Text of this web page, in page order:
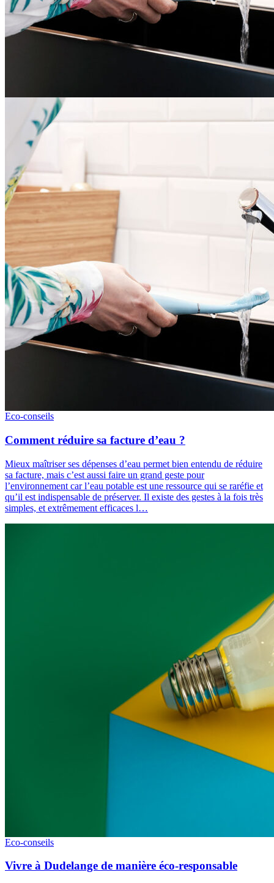
Eco-conseils
Comment réduire sa facture d’eau ?
Mieux maîtriser ses dépenses d’eau permet bien entendu de réduire
sa facture, mais c’est aussi faire un grand geste pour
l’environnement car l’eau potable est une ressource qui se raréfie et
qu’il est indispensable de préserver. Il existe des gestes à la fois très
simples, et extrêmement efficaces l…
Eco-conseils
Vivre à Dudelange de manière éco-responsable